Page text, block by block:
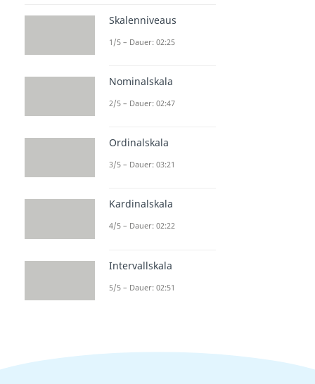
Skalenniveaus
1/5 – Dauer: 02:25
Nominalskala
2/5 – Dauer: 02:47
Ordinalskala
3/5 – Dauer: 03:21
Kardinalskala
4/5 – Dauer: 02:22
Intervallskala
5/5 – Dauer: 02:51